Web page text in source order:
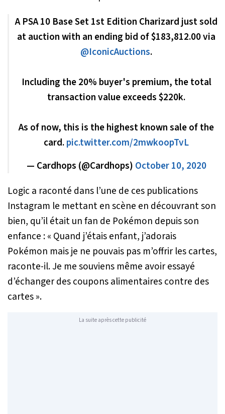
A PSA 10 Base Set 1st Edition Charizard just sold
at auction with an ending bid of $183,812.00 via
@IconicAuctions.
Including the 20% buyer's premium, the total
transaction value exceeds $220k.
As of now, this is the highest known sale of the
card.pic.twitter.com/2mwkoopTvL
— Cardhops (@Cardhops) October 10, 2020
Logic a raconté dans l’une de ces publications
Instagram le mettant en scène en découvrant son
bien, qu’il était un fan de Pokémon depuis son
enfance : « Quand j’étais enfant, j’adorais
Pokémon mais je ne pouvais pas m’offrir les cartes,
raconte-il.Je me souviens même avoir essayé
d’échanger des coupons alimentaires contre des
cartes».
La suite après cette publicité